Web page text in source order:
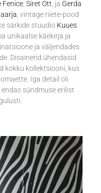
Fenice, Siret Ott, ja Gerda
, vintage riiete-pood
särkide stuudio Kuues
unikaalse käekirja ja
ja väljendades
Disainerid ühendasid
kokku kollektsiooni, kus
Iga detail oli
sündmuse erilist